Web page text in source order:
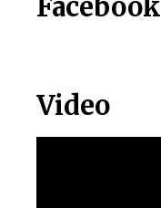
Facebook
Video